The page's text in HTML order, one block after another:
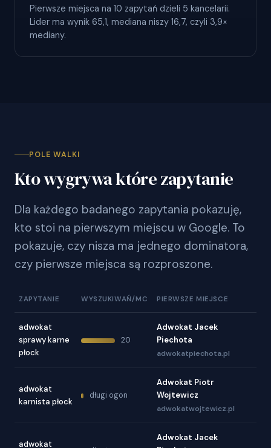
Pierwsze miejsca na 10 zapytań dzieli 5 kancelarii.
Lider ma wynik 65,1, mediana niszy 16,7, czyli 3,9×
mediany.
POLE WALKI
Kto wygrywa które zapytanie
Dla każdego badanego zapytania pokazuję,
kto stoi na pierwszym miejscu w Google. To
pokazuje, czy nisza ma jednego dominatora,
czy pierwsze miejsca są rozproszone.
ZAPYTANIE WYSZUKIWAŃ/MC PIERWSZE MIEJSCE
adwokat
sprawy karne
płock
20
Adwokat Jacek
Piechota
adwokatpiechota.pl
adwokat
karnista płock
długi ogon
Adwokat Piotr
Wojtewicz
adwokatwojtewicz.pl
adwokat
Adwokat Jacek